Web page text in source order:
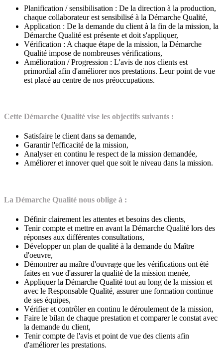
Planification / sensibilisation : De la direction à la production,
chaque collaborateur est sensibilisé à la Démarche Qualité,
Application : De la demande du client à la fin de la mission, la
Démarche Qualité est présente et doit s'appliquer,
Vérification : A chaque étape de la mission, la Démarche
Qualité impose de nombreuses vérifications,
Amélioration / Progression : L'avis de nos clients est
primordial afin d'améliorer nos prestations. Leur point de vue
est placé au centre de nos préoccupations.
Cette Démarche Qualité vise les objectifs suivants :
Satisfaire le client dans sa demande,
Garantir l'efficacité de la mission,
Analyser en continu le respect de la mission demandée,
Améliorer et innover quel que soit le niveau dans la mission.
La Démarche Qualité nous oblige à :
Définir clairement les attentes et besoins des clients,
Tenir compte et mettre en avant la Démarche Qualité lors des
réponses aux différentes consultations,
Développer un plan de qualité à la demande du Maître
d'oeuvre,
Démontrer au maître d'ouvrage que les vérifications ont été
faites en vue d'assurer la qualité de la mission menée,
Appliquer la Démarche Qualité tout au long de la mission et
avec le Responsable Qualité, assurer une formation continue
de ses équipes,
Vérifier et contrôler en continu le déroulement de la mission,
Faire le bilan de chaque prestation et comparer le constat avec
la demande du client,
Tenir compte de l'avis et point de vue des clients afin
d'améliorer les prestations.